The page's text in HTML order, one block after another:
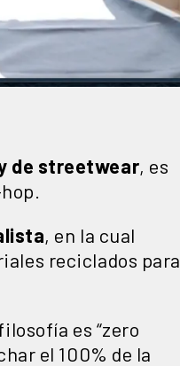
de streetwear, es
, en la cual
reciclados para
es “zero
el 100% de la